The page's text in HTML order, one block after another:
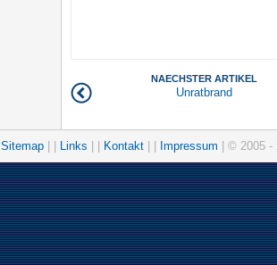
NAECHSTER ARTIKEL
Unratbrand
Sitemap Links Kontakt Impressum | © 2005 -